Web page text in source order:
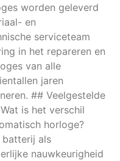
worden geleverd
en
serviceteam
in het repareren en
van alle
jaren
## Veelgestelde
is het verschil
horloge?
batterij als
nauwkeurigheid